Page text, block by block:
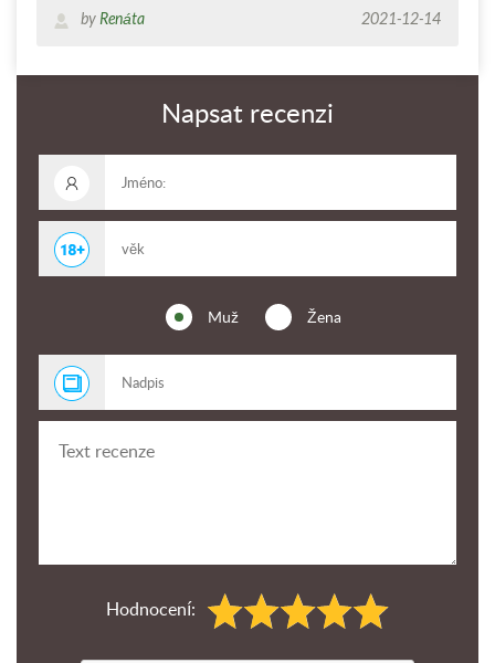
byRenáta 2021-12-14
Napsat recenzi
Muž Žena
Hodnocení: